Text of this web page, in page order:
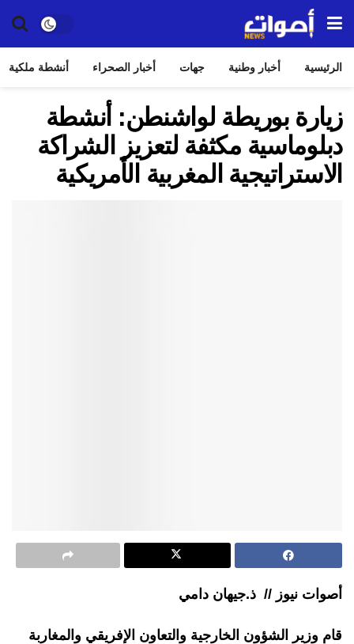
الرئيسية أخبار وطنية جهات أخبار الصحراء أنشطة ملكية
زيارة بوريطة لواشنطن: أنشطة
دبلوماسية مكثفة لتعزيز الشراكة
الاستراتيجية المغربية الأمريكية
أصوات نيوز // ذ.جيهان دامي
قام وزير الشؤون الخارجية والتعاون الإفريقي والمغاربة